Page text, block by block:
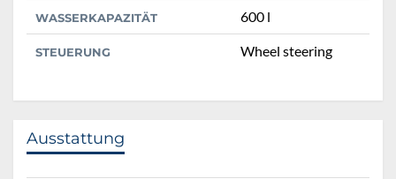
WASSERKAPAZITÄT 600 l
STEUERUNG Wheel steering
Ausstattung